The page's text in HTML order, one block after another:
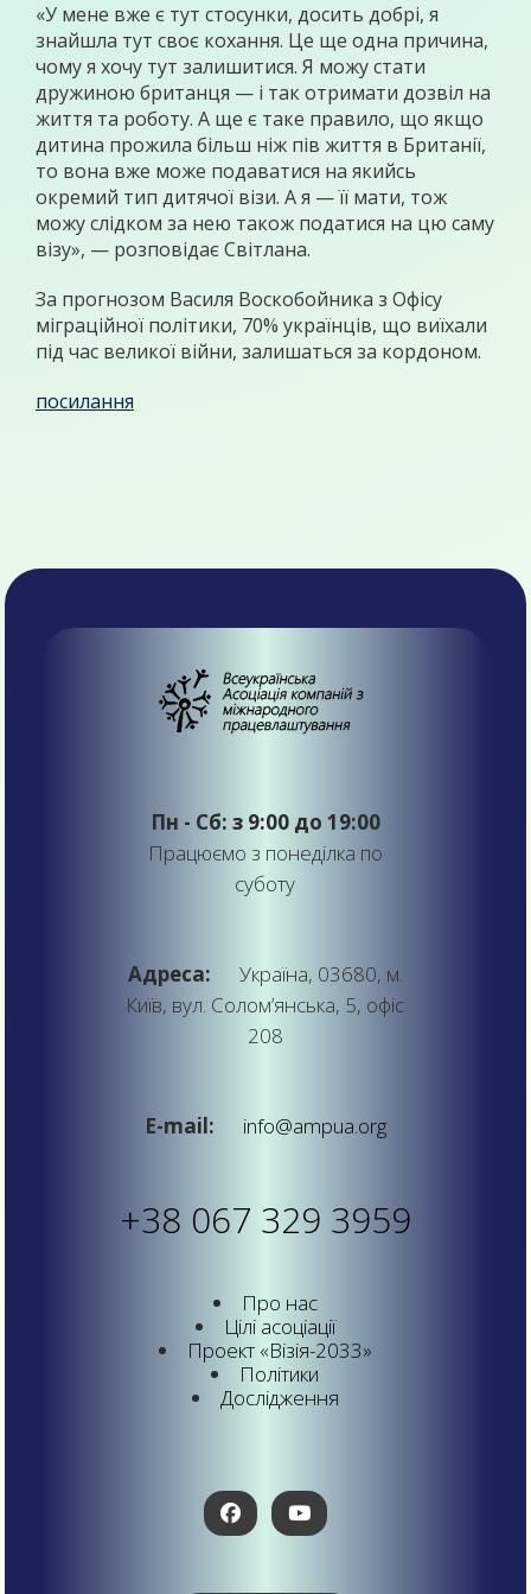
«У мене вже є тут стосунки, досить добрі, я
знайшла тут своє кохання. Це ще одна причина,
чому я хочу тут залишитися. Я можу стати
дружиною британця — і так отримати дозвіл на
життя та роботу. А ще є таке правило, що якщо
дитина прожила більш ніж пів життя в Британії,
то вона вже може подаватися на якийсь
окремий тип дитячої візи. А я — її мати, тож
можу слідком за нею також податися на цю саму
візу», — розповідає Світлана.
За прогнозом Василя Воскобойника з Офісу
міграційної політики, 70% українців, що виїхали
під час великої війни, залишаться за кордоном.
посилання
Пн - Сб: з 9:00 до 19:00
Працюємо з понеділка по
суботу
Адреса:
Україна, 03680, м.
Київ, вул. Солом’янська, 5, офіс
208
E-mail: info@ampua.org
+38 067 329 3959
Про нас
Цілі асоціації
Проект «Візія-2033»
Політики
Дослідження